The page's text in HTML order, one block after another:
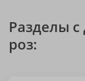
Разделы
роз: